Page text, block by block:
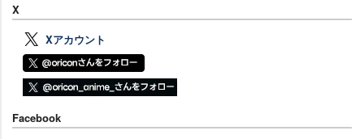
X
Xアカウント
Facebook